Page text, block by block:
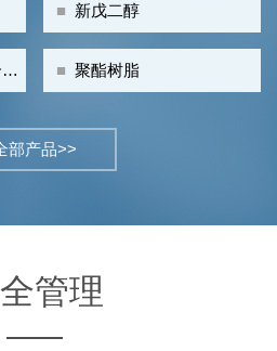
■ 新戊二醇
■聚酯树脂
部产品>>
管理